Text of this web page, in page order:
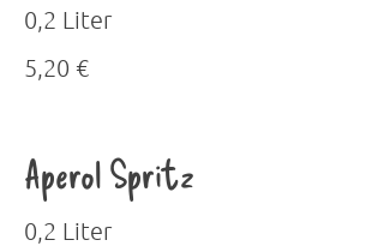
0,2 Liter
5,20 €
Aperol Spritz
0,2 Liter